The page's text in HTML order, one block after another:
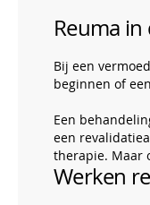
Reuma
Bij een
beginnen of
Een
een
therapie. Maar
Werken